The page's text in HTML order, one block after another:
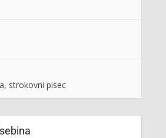
strokovni pisec